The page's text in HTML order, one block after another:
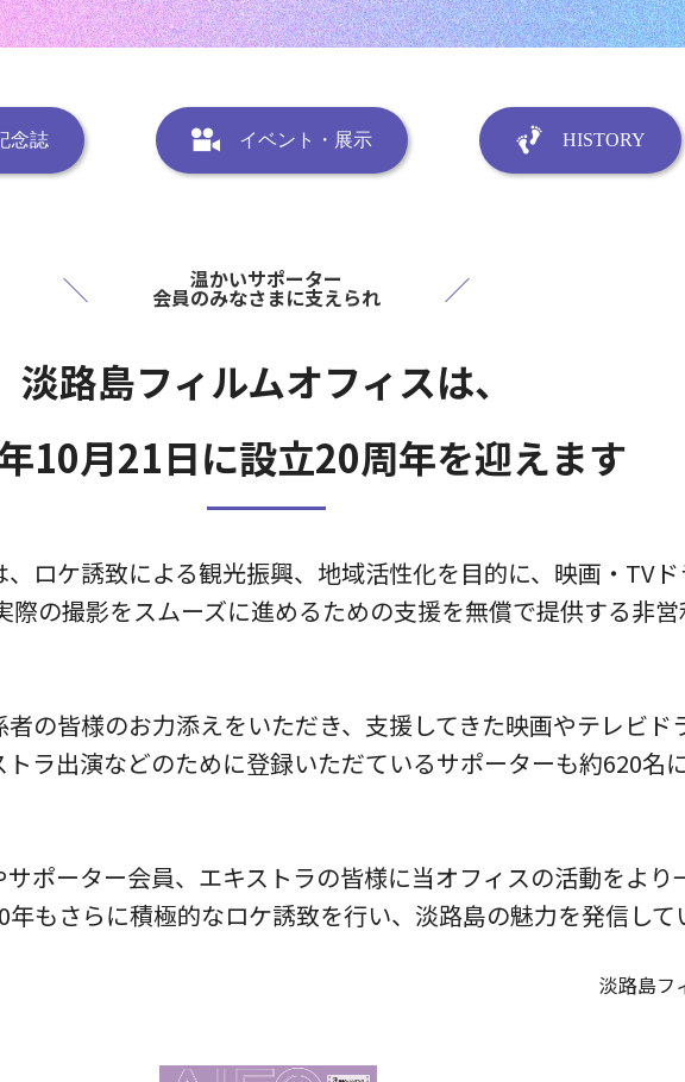
念誌 イベント・展示 HISTORY
温かいサポーター
会員のみなさまに支えられ
淡路島フィルムオフィスは、
10月21日に設立20周年を迎えます
ロケ誘致による観光振興、地域活性化を目的に、映画・TV
際の撮影をスムーズに進めるための支援を無償で提供する非
の皆様のお力添えをいただき、支援してきた映画やテレビド
ラ出演などのために登録いただているサポーターも約620名
ポーター会員、エキストラの皆様に当オフィスの活動をより
もさらに積極的なロケ誘致を行い、淡路島の魅力を発信して
淡路島フ